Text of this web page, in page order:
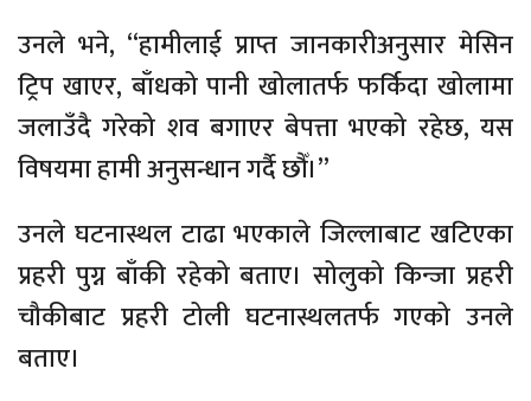
उनले भने, “हामीलाई प्राप्त जानकारीअनुसार मेसिन
ट्रिप खाएर, बाँधको पानी खोलातर्फ फर्किदा खोलामा
जलाउँदै गरेको शव बगाएर बेपत्ता भएको रहेछ, यस
विषयमा हामी अनुसन्धान गर्दै छौँ।”
उनले घटनास्थल टाढा भएकाले जिल्लाबाट खटिएका
प्रहरी पुग्न बाँकी रहेको बताए। सोलुको किन्जा प्रहरी
चौकीबाट प्रहरी टोली घटनास्थलतर्फ गएको उनले
बताए।